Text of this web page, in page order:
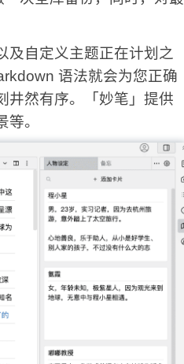
及自定义主题正在计划之
语法就会为您正确
井然有序。「妙笔」提供
。